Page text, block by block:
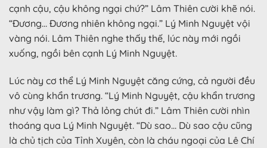
cạnh cậu, cậu không ngại chứ?” Lâm Thiên cười khẽ nói.
“Đương… Đương nhiên không ngại.” Lý Minh Nguyệt vội
vàng nói. Lâm Thiên nghe thấy thế, lúc này mới ngồi
xuống, ngồi bên cạnh Lý Minh Nguyệt.
Lúc này cơ thể Lý Minh Nguyệt căng cứng, cả người đều
vô cùng khẩn trương. “Lý Minh Nguyệt, cậu khẩn trương
như vậy làm gì? Thả lỏng chút đi.” Lâm Thiên cười nhìn
thoáng qua Lý Minh Nguyệt. “Dù sao… Dù sao cậu cũng
là chủ tịch của Tỉnh Xuyên, còn là cháu ngoại của Lê Chí